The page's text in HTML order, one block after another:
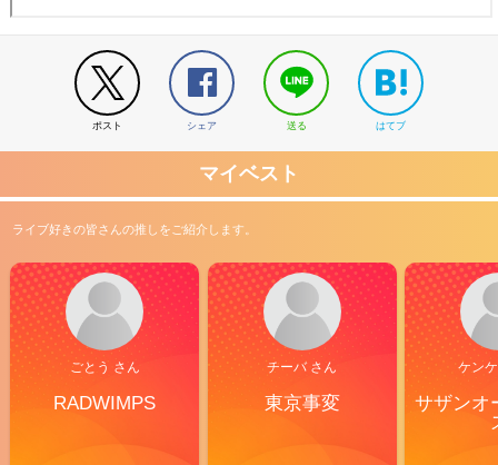
ポスト シェア 送る はてブ
マイベスト
ライブ好きの皆さんの推しをご紹介します。
ごとう さん
RADWIMPS
チーバ さん
東京事変
ケン
サザンオ